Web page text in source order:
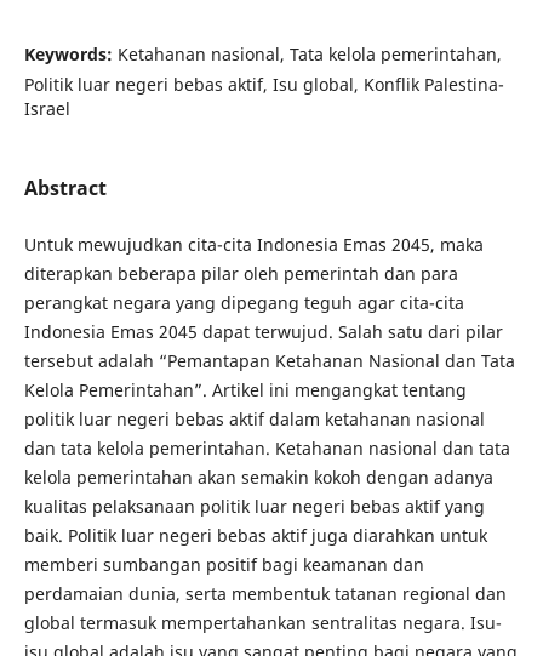
Keywords: Ketahanan nasional, Tata kelola pemerintahan,
Politik luar negeri bebas aktif, Isu global, Konflik Palestina-
Israel
Abstract
Untuk mewujudkan cita-cita Indonesia Emas 2045, maka
diterapkan beberapa pilar oleh pemerintah dan para
perangkat negara yang dipegang teguh agar cita-cita
Indonesia Emas 2045 dapat terwujud. Salah satu dari pilar
tersebut adalah “Pemantapan Ketahanan Nasional dan Tata
Kelola Pemerintahan”. Artikel ini mengangkat tentang
politik luar negeri bebas aktif dalam ketahanan nasional
dan tata kelola pemerintahan. Ketahanan nasional dan tata
kelola pemerintahan akan semakin kokoh dengan adanya
kualitas pelaksanaan politik luar negeri bebas aktif yang
baik. Politik luar negeri bebas aktif juga diarahkan untuk
memberi sumbangan positif bagi keamanan dan
perdamaian dunia, serta membentuk tatanan regional dan
global termasuk mempertahankan sentralitas negara. Isu-